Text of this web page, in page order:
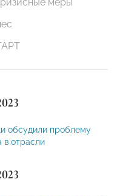
обсудили проблему
в отрасли